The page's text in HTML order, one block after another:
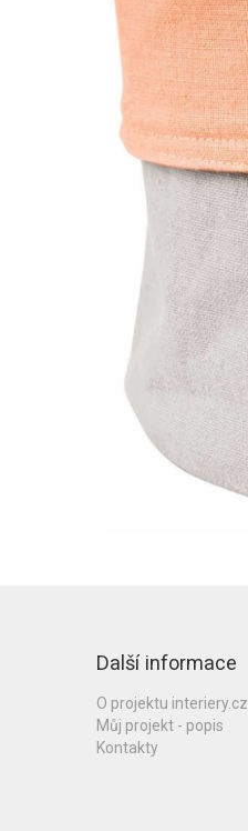
Další informace
O projektu interiery.cz
Můj projekt - popis
Kontakty